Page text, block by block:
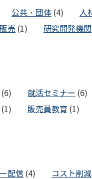
公共・団体(4)
人
売 (1) 研究開発機関
(6) 就活セミナー (6)
(1) 販売員教育 (1)
配信(4) コスト削減